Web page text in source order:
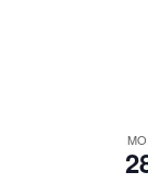
MO.